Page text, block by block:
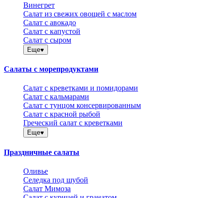
Винегрет
Салат из свежих овощей с маслом
Салат с авокадо
Салат с капустой
Салат с сыром
Еще
Салаты с морепродуктами
Салат с креветками и помидорами
Салат с кальмарами
Салат с тунцом консервированным
Салат с красной рыбой
Греческий салат с креветками
Еще
Праздничные салаты
Оливье
Селедка под шубой
Салат Мимоза